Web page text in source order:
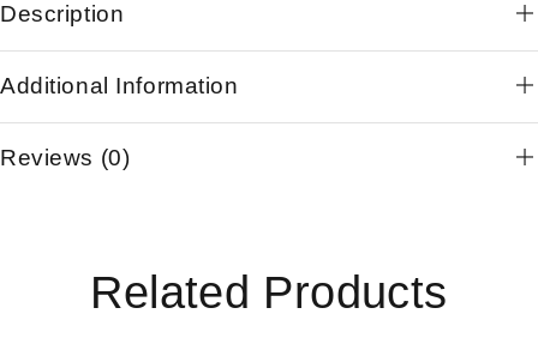
Description
Additional Information
Reviews (0)
Related Products